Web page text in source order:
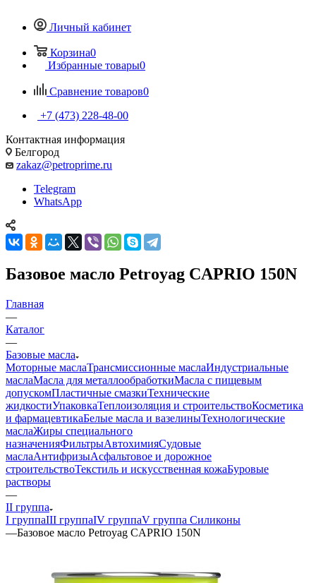
Личный кабинет
Корзина0
Избранные товары0
Сравнение товаров0
+7 (473) 228-48-00
Контактная информация
Белгород
zakaz@petroprime.ru
Telegram
WhatsApp
Базовое масло Petroyag CAPRIO 150N
Главная
—
Каталог
—
Базовые масла
Моторные маслаТрансмиссионные маслаИндустриальные
маслаМасла для металлообработкиМасла с пищевым
допускомПластичные смазкиТехнические
жидкостиУпаковкаТеплоизоляция и строительствоКосметика
и фармацевтикаБелые масла и вазелиныТехнологические
маслаЖиры специального
назначенияФильтрыАвтохимияСудовые
маслаАнтифризыАсфальтовое и дорожное
строительствоТекстиль и искусственная кожаБуровые
растворы
—
II группа
I группаIII группаIV группаV группа Силиконы
—Базовое масло Petroyag CAPRIO 150N